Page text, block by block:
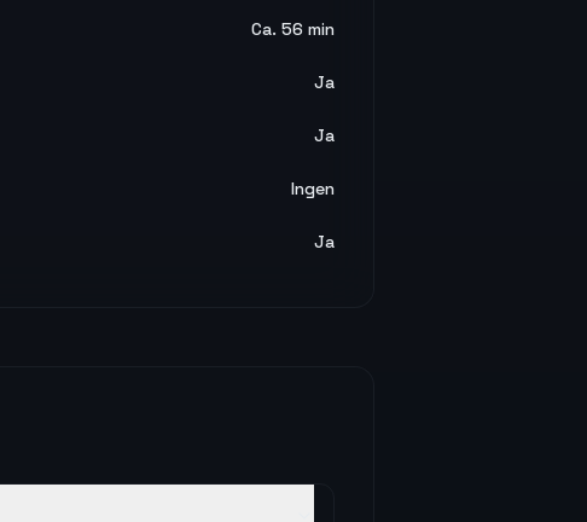
Ca. 56 min
Ja
Ja
Ingen
Ja